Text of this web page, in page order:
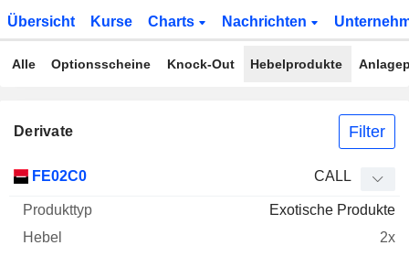
Übersicht Kurse Charts Nachrichten
Alle Optionsscheine Knock-Out Hebelprodukte
Derivate Filter
WKN Typ
FE02C0 CALL
Exotische Produkte
2x